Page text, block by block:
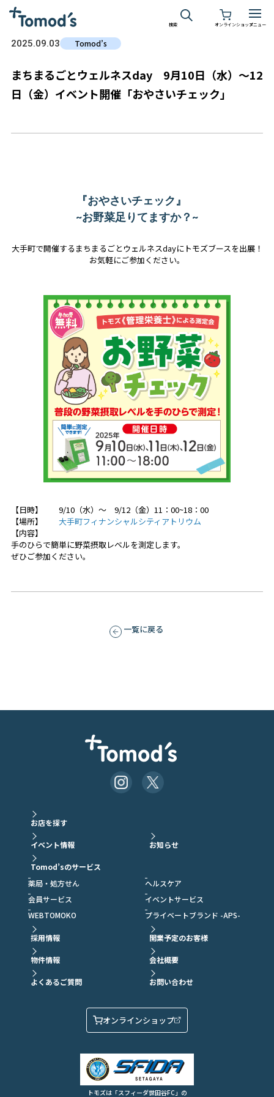
検索 オンラインショップメニュー
2025.09.03 Tomod’s
まちまるごとウェルネスday 9月10日（水）～12
日（金）イベント開催「おやさいチェック」
『おやさいチェック』
~お野菜足りてますか？~
大手町で開催するまちまるごとウェルネスdayにトモズブースを出展！
お気軽にご参加ください。
【日時】 9/10（水）～ 9/12（金）11：00~18：00
【場所】 大手町フィナンシャルシティアトリウム
【内容】
手のひらで簡単に野菜摂取レベルを測定します。
ぜひご参加ください。
一覧に戻る
お店を探す
イベント情報 お知らせ
Tomod’sのサービス
薬局・処方せん
ヘルスケア
会員サービス
イベントサービス
WEBTOMOKO
プライベートブランド -APS-
採用情報 開業予定のお客様
物件情報 会社概要
よくあるご質問 お問い合わせ
オンラインショップ
トモズは「スフィーダ世田谷FC」の